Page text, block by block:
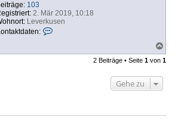
103
2. Mär 2019, 10:18
Leverkusen
t
a
c
2 Beiträge • Seite 1 von 1
Gehe zu